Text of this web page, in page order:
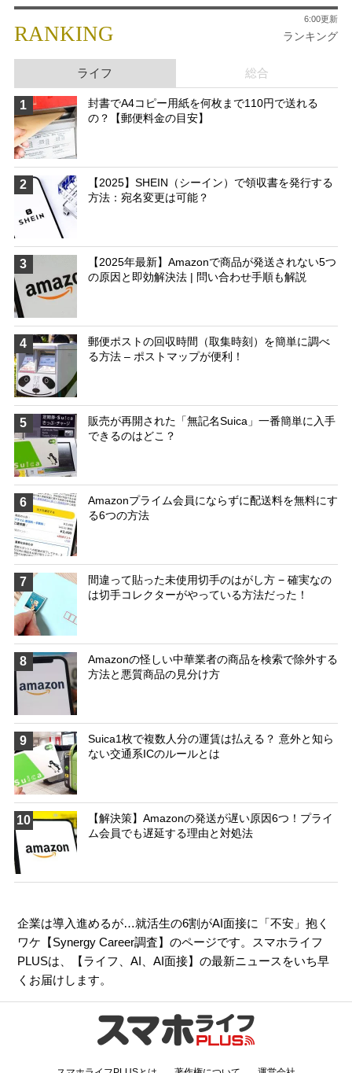
RANKING ランキング
6:00更新
ライフ 総合
1
封書でA4コピー用紙を何枚まで110円で送れる
の？【郵便料金の目安】
2
【2025】SHEIN（シーイン）で領収書を発行する
方法：宛名変更は可能？
3
【2025年最新】Amazonで商品が発送されない5つ
の原因と即効解決法 | 問い合わせ手順も解説
4
郵便ポストの回収時間（取集時刻）を簡単に調べ
る方法 – ポストマップが便利！
5
販売が再開された「無記名Suica」一番簡単に入手
できるのはどこ？
6
Amazonプライム会員にならずに配送料を無料にす
る6つの方法
7
間違って貼った未使用切手のはがし方 − 確実なの
は切手コレクターがやっている方法だった！
8
Amazonの怪しい中華業者の商品を検索で除外する
方法と悪質商品の見分け方
9
Suica1枚で複数人分の運賃は払える？ 意外と知ら
ない交通系ICのルールとは
10
【解決策】Amazonの発送が遅い原因6つ！プライ
ム会員でも遅延する理由と対処法
企業は導入進めるが…就活生の6割がAI面接に「不安」抱く
ワケ【Synergy Career調査】のページです。スマホライフ
PLUSは、【ライフ 、AI 、AI面接】の最新ニュースをいち早
くお届けします。